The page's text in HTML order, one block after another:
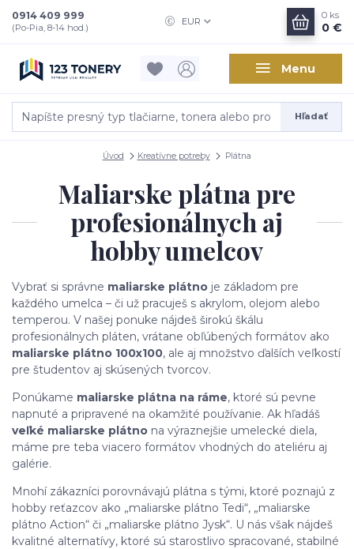
Menu
EUR
Hľadať
0914 409 999
(Po-Pia, 8-14 hod.)
0 ks
0 €
Úvod Kreatívne potreby Plátna
Maliarske plátna pre
profesionálnych aj
hobby umelcov
Vybrať si správne maliarske plátno je základom pre
každého umelca – či už pracuješ s akrylom, olejom alebo
temperou. V našej ponuke nájdeš širokú škálu
profesionálnych pláten, vrátane obľúbených formátov ako
maliarske plátno 100x100, ale aj množstvo ďalších veľkostí
pre študentov aj skúsených tvorcov.
Ponúkame maliarske plátna na ráme, ktoré sú pevne
napnuté a pripravené na okamžité používanie. Ak hľadáš
veľké maliarske plátno na výraznejšie umelecké diela,
máme pre teba viacero formátov vhodných do ateliéru aj
galérie.
Mnohí zákazníci porovnávajú plátna s tými, ktoré poznajú z
hobby reťazcov ako „maliarske plátno Tedi“, „maliarske
plátno Action“ či „maliarske plátno Jysk“. U nás však nájdeš
kvalitné alternatívy, ktoré sú starostlivo spracované, stabilné